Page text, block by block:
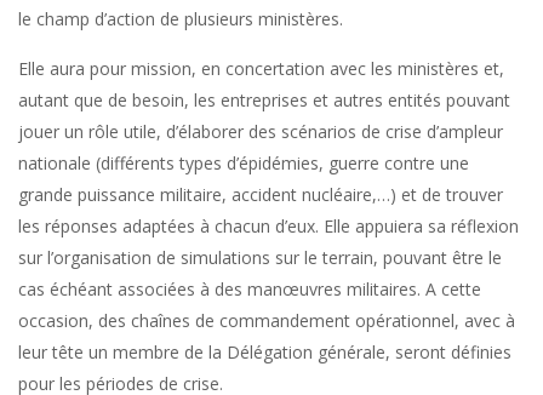
le champ d’action de plusieurs ministères.
Elle aura pour mission, en concertation avec les ministères et,
autant que de besoin, les entreprises et autres entités pouvant
jouer un rôle utile, d’élaborer des scénarios de crise d’ampleur
nationale (différents types d’épidémies, guerre contre une
grande puissance militaire, accident nucléaire,…) et de trouver
les réponses adaptées à chacun d’eux. Elle appuiera sa réflexion
sur l’organisation de simulations sur le terrain, pouvant être le
cas échéant associées à des manœuvres militaires. A cette
occasion, des chaînes de commandement opérationnel, avec à
leur tête un membre de la Délégation générale, seront définies
pour les périodes de crise.